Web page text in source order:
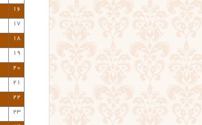
۱۶
۱۷
۱۸
۱۹
۲۰
۲۱
۲۲
۲۳